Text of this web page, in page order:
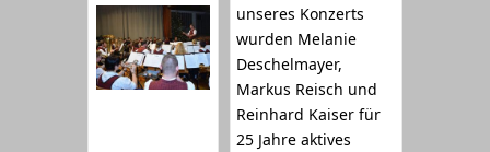
unseres Konzerts
wurden Melanie
Deschelmayer,
Markus Reisch und
Reinhard Kaiser für
25 Jahre aktives